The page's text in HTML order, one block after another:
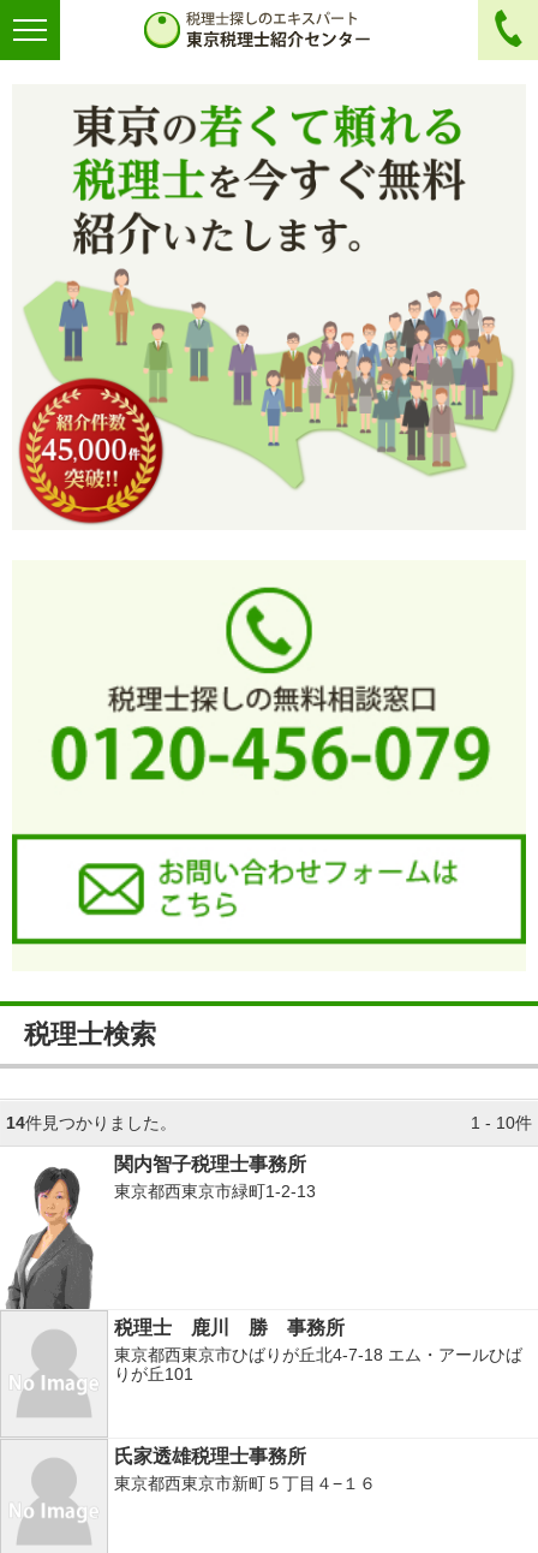
税理士検索
14件見つかりました。 1 - 10件
関内智子税理士事務所
東京都西東京市緑町1-2-13
税理士 鹿川 勝 事務所
東京都西東京市ひばりが丘北4-7-18 エム・アールひば
りが丘101
氏家透雄税理士事務所
東京都西東京市新町５丁目４−１６